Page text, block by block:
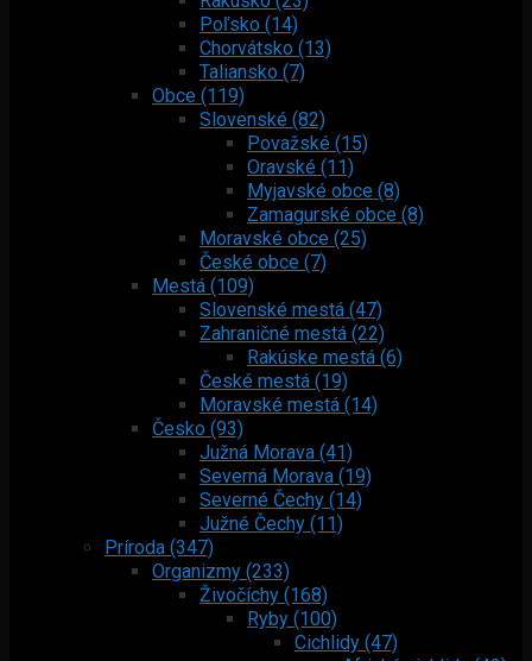
Poľsko (14)
Chorvátsko (13)
Taliansko (7)
Obce (119)
Slovenské (82)
Považské (15)
Oravské (11)
Myjavské obce (8)
Zamagurské obce (8)
Moravské obce (25)
České obce (7)
Mestá (109)
Slovenské mestá (47)
Zahraničné mestá (22)
Rakúske mestá (6)
České mestá (19)
Moravské mestá (14)
Česko (93)
Južná Morava (41)
Severná Morava (19)
Severné Čechy (14)
Južné Čechy (11)
Príroda (347)
Organizmy (233)
Živočíchy (168)
Ryby (100)
Cichlidy (47)